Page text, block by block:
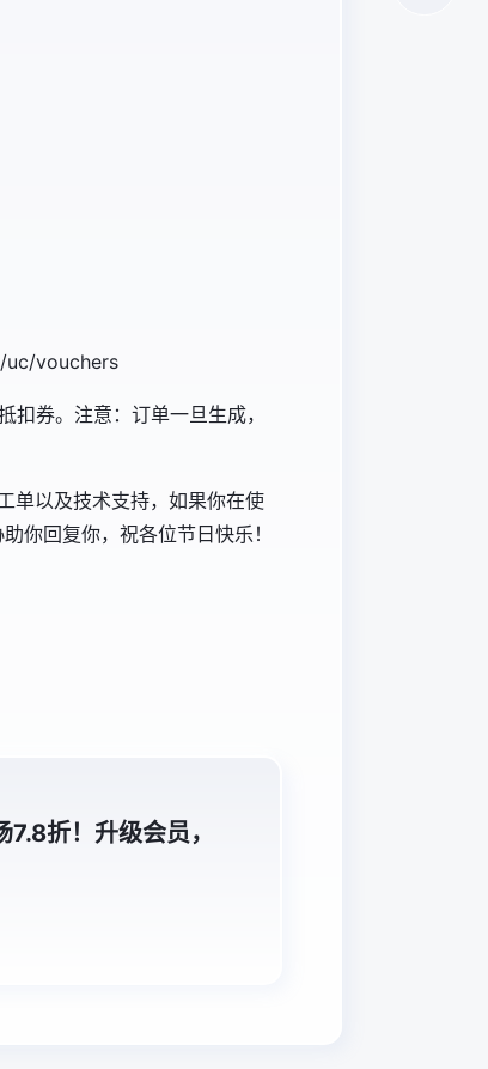
uc/vouchers
券。注意：订单一旦生成，
单以及技术支持，如果你在使
你回复你，祝各位节日快乐！
折！升级会员，